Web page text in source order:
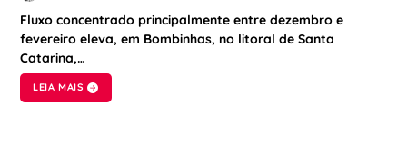
Fluxo concentrado principalmente entre dezembro e
fevereiro eleva, em Bombinhas, no litoral de Santa
Catarina,…
LEIA MAIS